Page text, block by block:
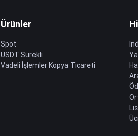
Ürünler
Spot
USDT Sürekli
Vadeli İşlemler Kopya Ticareti